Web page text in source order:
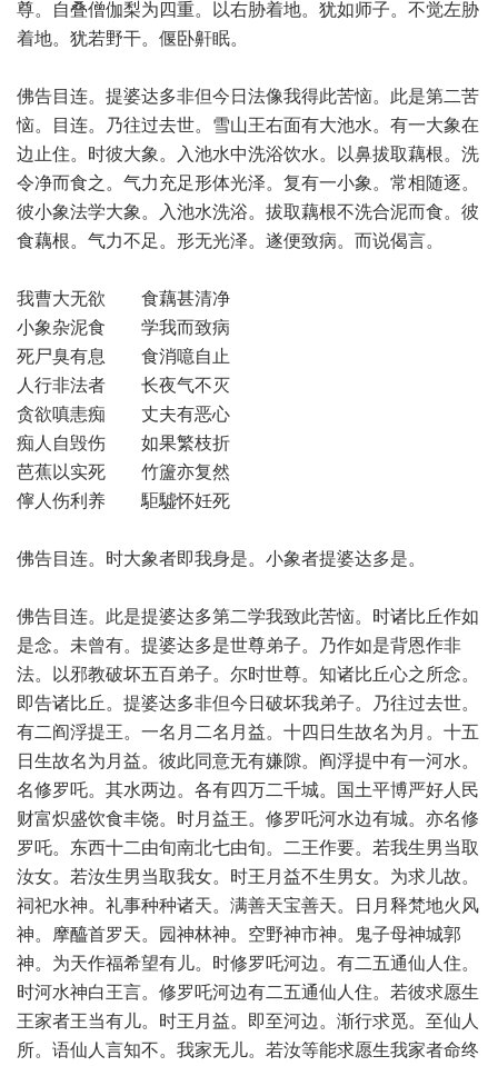
尊。自叠僧伽梨为四重。以右胁着地。犹如师子。不觉左胁
着地。犹若野干。偃卧鼾眠。
佛告目连。提婆达多非但今日法像我得此苦恼。此是第二苦
恼。目连。乃往过去世。雪山王右面有大池水。有一大象在
边止住。时彼大象。入池水中洗浴饮水。以鼻拔取藕根。洗
令净而食之。气力充足形体光泽。复有一小象。常相随逐。
彼小象法学大象。入池水洗浴。拔取藕根不洗合泥而食。彼
食藕根。气力不足。形无光泽。遂便致病。而说偈言。
我曹大无欲 食藕甚清净
小象杂泥食 学我而致病
死尸臭有息 食消噫自止
人行非法者 长夜气不灭
贪欲嗔恚痴 丈夫有恶心
痴人自毁伤 如果繁枝折
芭蕉以实死 竹籚亦复然
儜人伤利养 駏驉怀妊死
佛告目连。时大象者即我身是。小象者提婆达多是。
佛告目连。此是提婆达多第二学我致此苦恼。时诸比丘作如
是念。未曾有。提婆达多是世尊弟子。乃作如是背恩作非
法。以邪教破坏五百弟子。尔时世尊。知诸比丘心之所念。
即告诸比丘。提婆达多非但今日破坏我弟子。乃往过去世。
有二阎浮提王。一名月二名月益。十四日生故名为月。十五
日生故名为月益。彼此同意无有嫌隙。阎浮提中有一河水。
名修罗吒。其水两边。各有四万二千城。国土平博严好人民
财富炽盛饮食丰饶。时月益王。修罗吒河水边有城。亦名修
罗吒。东西十二由旬南北七由旬。二王作要。若我生男当取
汝女。若汝生男当取我女。时王月益不生男女。为求儿故。
祠祀水神。礼事种种诸天。满善天宝善天。日月释梵地火风
神。摩醯首罗天。园神林神。空野神市神。鬼子母神城郭
神。为天作福希望有儿。时修罗吒河边。有二五通仙人住。
时河水神白王言。修罗吒河边有二五通仙人住。若彼求愿生
王家者王当有儿。时王月益。即至河边。渐行求觅。至仙人
所。语仙人言知不。我家无儿。若汝等能求愿生我家者命终